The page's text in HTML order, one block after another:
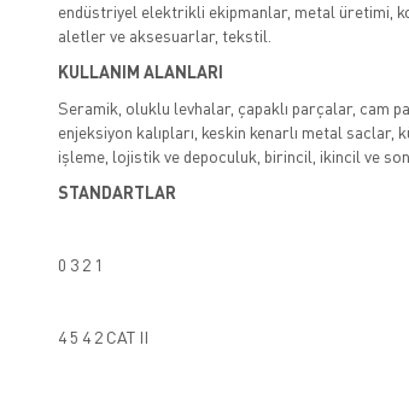
endüstriyel elektrikli ekipmanlar, metal üretimi,
aletler ve aksesuarlar, tekstil.
KULLANIM ALANLARI
Seramik, oluklu levhalar, çapaklı parçalar, cam
enjeksiyon kalıpları, keskin kenarlı metal saclar,
işleme, lojistik ve depoculuk, birincil, ikincil ve
STANDARTLAR
0 3 2 1
4 5 4 2 CAT II